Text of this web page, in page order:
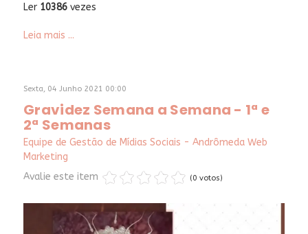
Ler 10386 vezes
Leia mais ...
Sexta, 04 Junho 2021 00:00
Gravidez Semana a Semana - 1ª e
2ª Semanas
Equipe de Gestão de Mídias Sociais - Andrômeda Web
Marketing
Avalie este item
(0 votos)